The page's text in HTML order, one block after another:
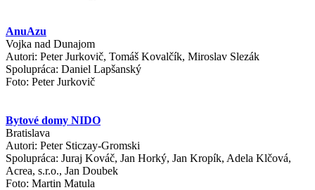
AnuAzu
Vojka nad Dunajom
Autori: Peter Jurkovič, Tomáš Kovalčík, Miroslav Slezák
Spolupráca: Daniel Lapšanský
Foto: Peter Jurkovič
Bytové domy NIDO
Bratislava
Autori: Peter Sticzay-Gromski
Spolupráca: Juraj Kováč, Jan Horký, Jan Kropík, Adela Klčová,
Acrea, s.r.o., Jan Doubek
Foto: Martin Matula